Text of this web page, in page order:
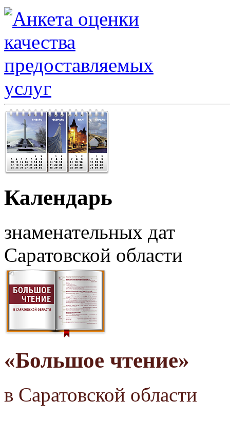
Календарь
знаменательных дат
Саратовской области
«Большое чтение»
в Саратовской области